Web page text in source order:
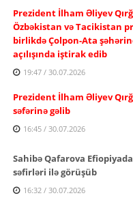
Prezident İlham Əliyev
Özbəkistan və Tacikistan
birlikdə Çolpon-Ata
açılışında iştirak edib
19:47 / 30.07.2026
Prezident İlham Əliyev
səfərinə gəlib
16:45 / 30.07.2026
Sahibə Qafarova
səfirləri ilə görüşüb
16:32 / 30.07.2026